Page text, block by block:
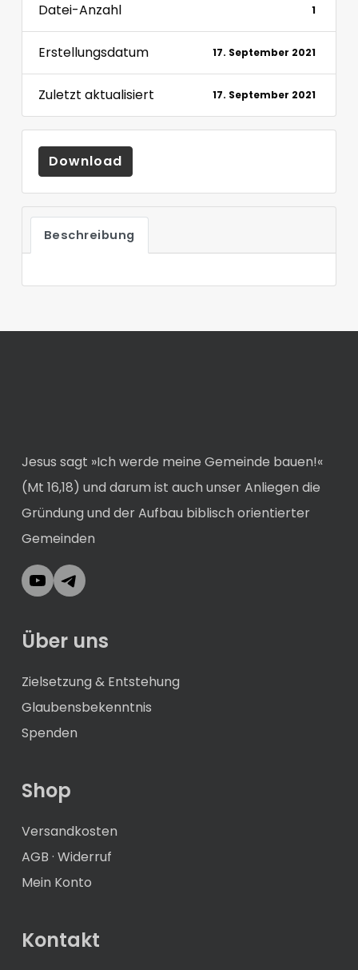
Datei-Anzahl 1
Erstellungsdatum 17. September 2021
Zuletzt aktualisiert 17. September 2021
Download
Beschreibung
Jesus sagt »Ich werde meine Gemeinde bauen!«
(Mt 16,18) und darum ist auch unser Anliegen die
Gründung und der Aufbau biblisch orientierter
Gemeinden
YouTubeTelegram
Über uns
Zielsetzung & Entstehung
Glaubensbekenntnis
Spenden
Shop
Versandkosten
AGB · Widerruf
Mein Konto
Kontakt